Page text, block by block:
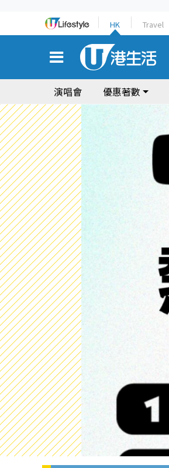
HK Travel
演唱會 優惠著數